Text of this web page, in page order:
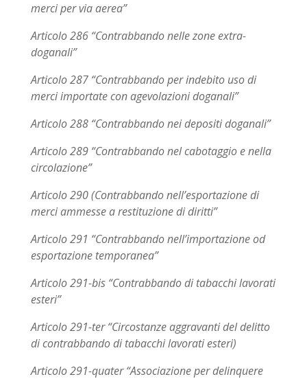
merci per via aerea”
Articolo 286 “Contrabbando nelle zone extra-
doganali”
Articolo 287 “Contrabbando per indebito uso di
merci importate con agevolazioni doganali”
Articolo 288 “Contrabbando nei depositi doganali”
Articolo 289 “Contrabbando nel cabotaggio e nella
circolazione”
Articolo 290 (Contrabbando nell’esportazione di
merci ammesse a restituzione di diritti”
Articolo 291 “Contrabbando nell’importazione od
esportazione temporanea”
Articolo 291-bis “Contrabbando di tabacchi lavorati
esteri”
Articolo 291-ter “Circostanze aggravanti del delitto
di contrabbando di tabacchi lavorati esteri)
Articolo 291-quater “Associazione per delinquere